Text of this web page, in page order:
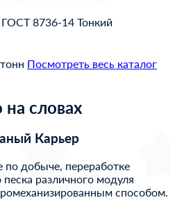
ГОСТ 8736-14 Тонкий
Посмотреть весь каталог
словах
Карьер
добыче, переработке
различного модуля
способом.